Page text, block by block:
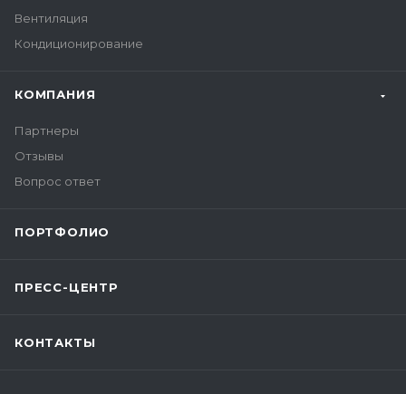
Вентиляция
Кондиционирование
КОМПАНИЯ
Партнеры
Отзывы
Вопрос ответ
ПОРТФОЛИО
ПРЕСС-ЦЕНТР
КОНТАКТЫ